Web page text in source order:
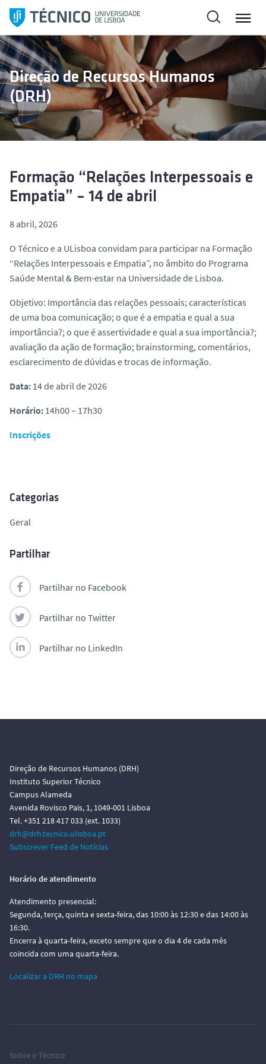
l
t
a
r
p
a
a
Direção de Recursos Humanos
(DRH)
Formação “Relações Interpessoais e
Empatia” – 14 de abril
8 abril, 2026
O Técnico e a ULisboa convidam para participar na Formação
“Relações Interpessoais e Empatia”, no âmbito do Programa
Saúde Mental & Bem-estar na Universidade de Lisboa.
Objetivo: Importância das relações pessoais; características
de uma boa comunicação; o que é a empatia e qual a sua
importância?; o que é assertividade e qual a sua importância?;
avaliação da ação de formação; brainstorming, comentários,
esclarecimento de dúvidas e trocas de informação.
Data: 14 de abril de 2026
Horário: 14h00 – 17h30
Inscrições
Categorias
Geral
Partilhar
Partilhar no Facebook
Partilhar no Twitter
Partilhar no LinkedIn
Direção de Recursos Humanos (DRH)
Instituto Superior Técnico
Campus Alameda
Avenida Rovisco Pais, 1, 1049-001 Lisboa
Tel. +351 218 417 033 (ext. 1033)
drh@drh.tecnico.ulisboa.pt
Subscrever Feed de Notícias
Horário de atendimento
Atendimento presencial:
Segunda, terça, quinta e sexta-feira, das 10:00 às 12:30 e das 14:00 às
16:30.
Encerra à quarta-feira, exceto sempre que o dia 4 de cada mês
coincida com uma quarta-feira.
Localizar a DRH no mapa
Sobre o Técnico